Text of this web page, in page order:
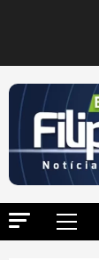
Menu